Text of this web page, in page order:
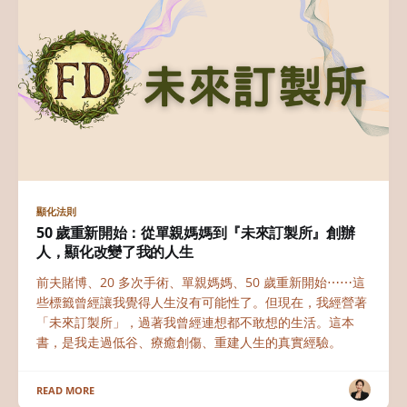
顯化法則
50 歲重新開始：從單親媽媽到『未來訂製所』創辦
人，顯化改變了我的人生
前夫賭博、20 多次手術、單親媽媽、50 歲重新開始⋯⋯這
些標籤曾經讓我覺得人生沒有可能性了。但現在，我經營著
「未來訂製所」，過著我曾經連想都不敢想的生活。這本
書，是我走過低谷、療癒創傷、重建人生的真實經驗。
READ MORE